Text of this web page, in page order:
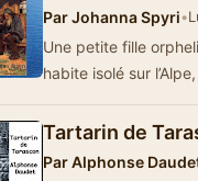
ParJohanna Spyri•
Une petite fille
habite isolé sur
Tartarin de
ParAlphonse